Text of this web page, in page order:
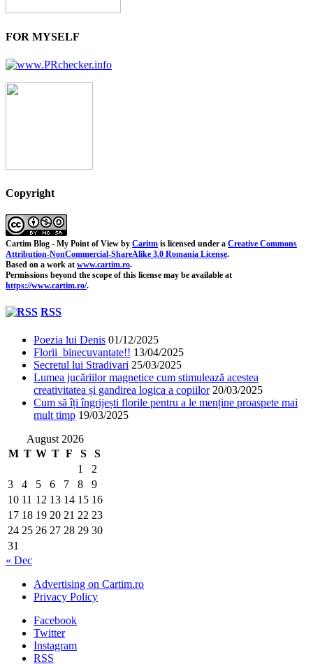
FOR MYSELF
Copyright
Cartim Blog - My Point of View by Caritm is licensed under a Creative Commons
Attribution-NonCommercial-ShareAlike 3.0 Romania License.
Based on a work at www.cartim.ro.
Permissions beyond the scope of this license may be available at
https://www.cartim.ro/.
RSS
Poezia lui Denis 01/12/2025
Florii binecuvantate!! 13/04/2025
Secretul lui Stradivari 25/03/2025
Lumea jucăriilor magnetice cum stimulează acestea
creativitatea și gandirea logica a copiilor 20/03/2025
Cum să îți îngrijești florile pentru a le menține proaspete mai
mult timp 19/03/2025
August 2026
M T W T F S
S
1
2
3
4 5 6 7 8
9
10 11 12 13 14 15 16
17 18 19 20 21 22 23
24 25 26 27 28 29 30
31
« Dec
Advertising on Cartim.ro
Privacy Policy
Facebook
Twitter
Instagram
RSS